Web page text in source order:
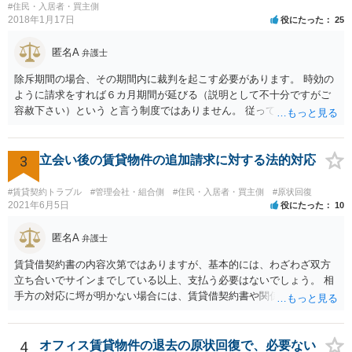
#住民・入居者・買主側
2018年1月17日 役にたった 25
匿名A 弁護士
除斥期間の場合、その期間内に裁判を起こす必要があります。 時効の
ように請求をすれば６カ月期間が延びる（説明として不十分ですがご
容赦下さい）という と言う制度ではありません。 従って、理論上は１
3 立会い後の賃貸物件の追加請求に対する法的対応
#賃貸契約トラブル #管理会社・組合側 #住民・入居者・買主側 #原状回復
2021年6月5日 役にたった 10
匿名A 弁護士
賃貸借契約書の内容次第ではありますが、基本的には、わざわざ双方
立ち合いでサインまでしている以上、支払う必要はないでしょう。 相
手方の対応に埒が明かない場合には、賃貸借契約書や関係資料を個別
す。
4 オフィス賃貸物件の退去の原状回復で、必要ない